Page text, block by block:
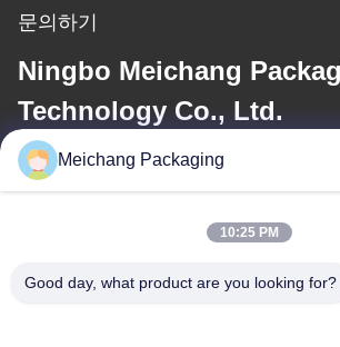
문의하기
Ningbo Meichang
Technology Co., Ltd.
이메일
Meichang Packaging
10:25 PM
Good day, what product are you looking for?